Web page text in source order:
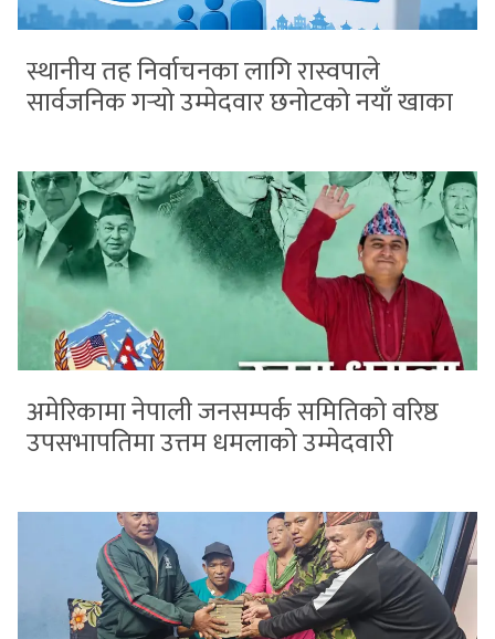
स्थानीय तह निर्वाचनका लागि रास्वपाले
सार्वजनिक गर्‍यो उम्मेदवार छनोटको नयाँ खाका
अमेरिकामा नेपाली जनसम्पर्क समितिको वरिष्ठ
उपसभापतिमा उत्तम धमलाको उम्मेदवारी